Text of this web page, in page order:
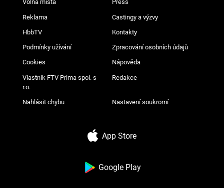
Volná místa Press
Reklama Castingy a výzvy
HbbTV Kontakty
Podmínky užívání Zpracování osobních údajů
Cookies Nápověda
Vlastník FTV Prima spol. s
r.o.
Redakce
Nahlásit chybu Nastavení soukromí
App Store
Google Play